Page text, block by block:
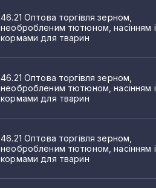
46.21 Оптова торгівля зерном,
необробленим тютюном, насінням і
кормами для тварин
46.21 Оптова торгівля зерном,
необробленим тютюном, насінням і
кормами для тварин
46.21 Оптова торгівля зерном,
необробленим тютюном, насінням і
кормами для тварин